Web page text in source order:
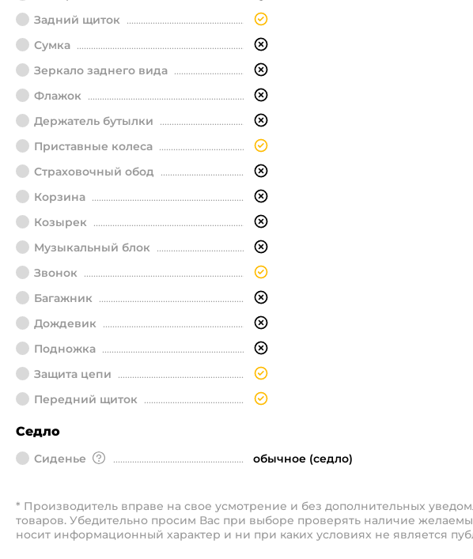
Задний щиток
Сумка
Зеркало заднего вида
Флажок
Держатель бутылки
Приставные колеса
Страховочный обод
Корзина
Козырек
Музыкальный блок
Звонок
Багажник
Дождевик
Подножка
Защита цепи
Передний щиток
Седло
Сиденье обычное (седло)
* Производитель вправе на свое усмотрение и без дополнительных
товаров. Убедительно просим Вас при выборе проверять наличие
носит информационный характер и ни при каких условиях не является